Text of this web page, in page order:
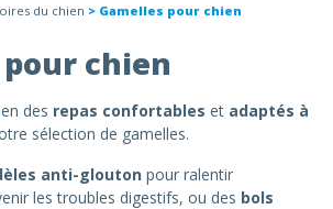
du chien > Gamelles pour chien
chien
des repas confortables et adaptés à
sélection de gamelles.
anti-glouton pour ralentir
les troubles digestifs, ou des bols